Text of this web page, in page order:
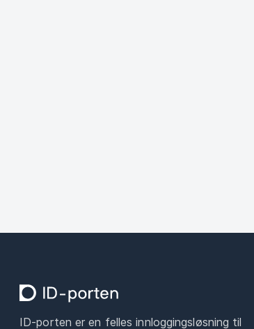
ID-porten er en felles innloggingsløsning til